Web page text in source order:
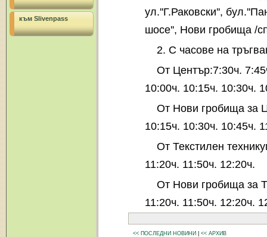
към Slivenpass
ул.''Г.Раковски'',
шосе'', Нови гробища /
2. С часове на
От Център:7:30ч.
10:00ч. 10:15ч. 10:30ч.
От Нови гробища за
10:15ч. 10:30ч. 10:45ч.
От Текстилен
11:20ч. 11:50ч. 12:20ч.
От Нови гробища за
11:20ч. 11:50ч. 12:20ч.
<< ПОСЛЕДНИ НОВИНИ << АРХИВ